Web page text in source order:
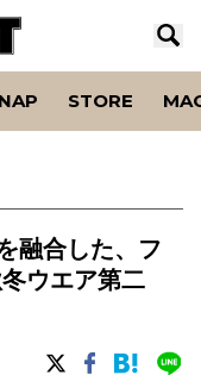
STORE
融合した、フ
ウエア第二